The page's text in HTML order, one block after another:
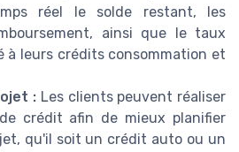
réel le solde restant, les
ainsi que le taux
à leurs crédits consommation et
: Les clients peuvent réaliser
crédit afin de mieux planifier
qu'il soit un crédit auto ou un